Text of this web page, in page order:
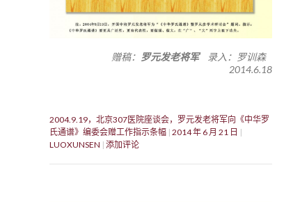
赠稿： 罗元发老将军录入：罗训森
2014.6.18
2004.9.19，北京307医院座谈会，罗元发老将军向《中华罗
氏通谱》编委会赠工作指示条幅 2014 年 6 月 21 日
LUOXUNSEN 添加评论